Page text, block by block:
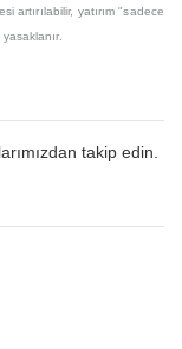
artırılabilir, yatırım "sadece
takip edin.